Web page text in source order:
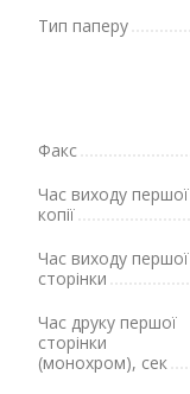
Тип паперу
Факс
Час виходу першої
копії
Час виходу першої
сторінки
Час друку першої
сторінки
(монохром), сек